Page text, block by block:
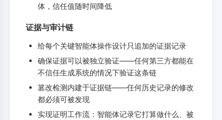
体，信任值随时间降低
证据与审计链
给每个关键智能体操作设计只追加的证据记录
确保证据可以被独立验证——任何第三方都能在
不信任生成系统的情况下验证这条链
篡改检测内建于证据链——任何历史记录的修改
都必须可被发现
实现证明工作流：智能体记录它打算做什么、被